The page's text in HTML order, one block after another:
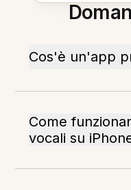
Cos'è un'app
Come
vocali su